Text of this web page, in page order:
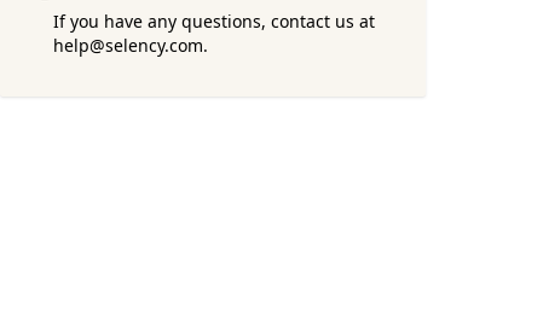
If you have any questions, contact us at
help@selency.com.